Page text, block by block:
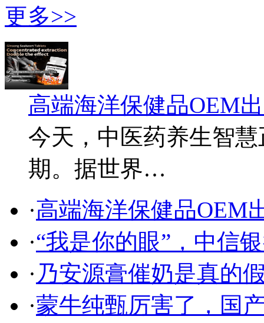
更多>>
高端海洋保健品OEM
今天，中医药养生智
期。据世界…
·高端海洋保健品OEM
·“我是你的眼”，中信
· 乃安源膏催奶是真的
·蒙牛纯甄厉害了，国